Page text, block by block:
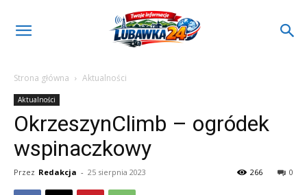
Strona główna Aktualności
Aktualności
OkrzeszynClimb – ogródek
wspinaczkowy
Przez Redakcja - 25 sierpnia 2023 0
266